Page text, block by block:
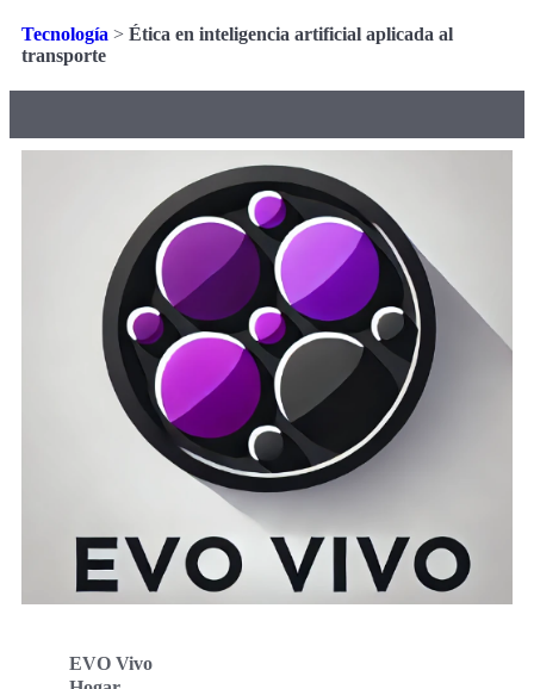
Tecnología > Ética en inteligencia artificial aplicada al
transporte
EVO Vivo